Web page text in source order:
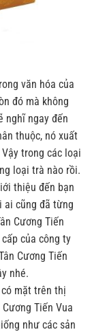
văn hóa của
đó mà không
nghĩ ngay đến
thuộc, nó xuất
trong các loại
loại trà nào rồi.
thiệu đến bạn
ai cũng đã từng
Cương Tiến
của công ty
Cương Tiến
nhé.
mặt trên thị
Tiến Vua
như các sản